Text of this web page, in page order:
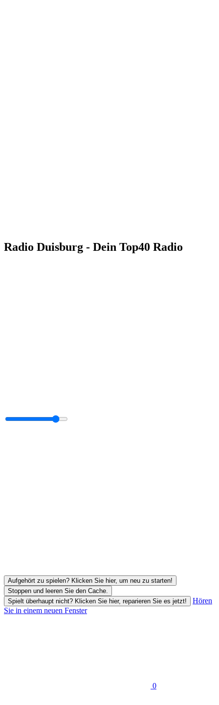
Radio Duisburg - Dein Top40 Radio
Aufgehört zu spielen? Klicken Sie hier, um neu zu starten!
Stoppen und leeren Sie den Cache.
Spielt überhaupt nicht? Klicken Sie hier, reparieren Sie es jetzt!
Hören
Sie in einem neuen Fenster
0